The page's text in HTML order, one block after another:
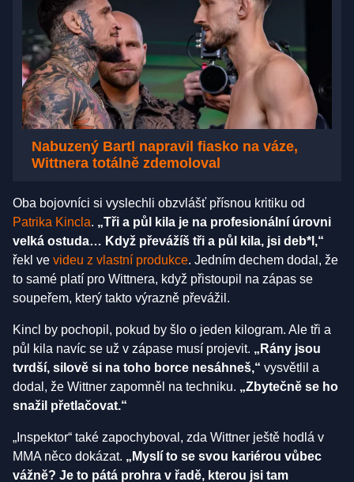
Nabuzený Bartl napravil fiasko na váze,
Wittnera totálně zdemoloval
Oba bojovníci si vyslechli obzvlášť přísnou kritiku od
Patrika Kincla. „Tři a půl kila je na profesionální úrovni
velká ostuda… Když převážíš tři a půl kila, jsi deb*l,“
řekl ve videu z vlastní produkce. Jedním dechem dodal, že
to samé platí pro Wittnera, když přistoupil na zápas se
soupeřem, který takto výrazně převážil.
Kincl by pochopil, pokud by šlo o jeden kilogram. Ale tři a
půl kila navíc se už v zápase musí projevit. „Rány jsou
tvrdší, silově si na toho borce nesáhneš,“ vysvětlil a
dodal, že Wittner zapomněl na techniku. „Zbytečně se ho
snažil přetlačovat.“
„Inspektor“ také zapochyboval, zda Wittner ještě hodlá v
MMA něco dokázat. „Myslí to se svou kariérou vůbec
vážně? Je to pátá prohra v řadě, kterou jsi tam